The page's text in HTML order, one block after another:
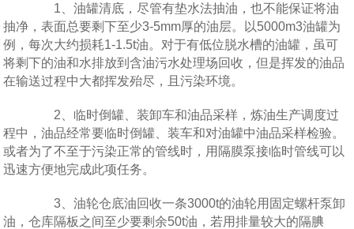
1、油罐清底，尽管有垫水法抽油，也不能保证将油
抽净，表面总要剩下至少3-5mm厚的油层。以5000m3油罐为
例，每次大约损耗1-1.5t油。对于有低位脱水槽的油罐，虽可
将剩下的油和水排放到含油污水处理场回收，但是挥发的油品
在输送过程中大都挥发殆尽，且污染环境。
2、临时倒罐、装卸车和油品采样，炼油生产调度过
程中，油品经常要临时倒罐、装车和对油罐中油品采样检验。
或者为了不至于污染正常的管线时，用隔膜泵接临时管线可以
迅速方便地完成此项任务。
3、油轮仓底油回收一条3000t的油轮用固定螺杆泵卸
油，仓库隔板之间至少要剩余50t油，若用排量较大的隔腆